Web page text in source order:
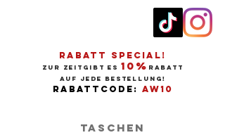
RABATT SPECIAL!
ZUR ZEITGIBT ES 10% RABATT
AUF JEDE BESTELLUNG!
RABATTCODE: AW10
TASCHEN